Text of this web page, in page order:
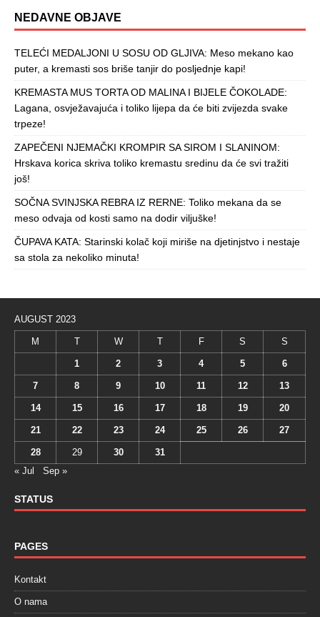
NEDAVNE OBJAVE
TELEĆI MEDALJONI U SOSU OD GLJIVA: Meso mekano kao
puter, a kremasti sos briše tanjir do posljednje kapi!
KREMASTA MUS TORTA OD MALINA I BIJELE ČOKOLADE:
Lagana, osvježavajuća i toliko lijepa da će biti zvijezda svake
trpeze!
ZAPEČENI NJEMAČKI KROMPIR SA SIROM I SLANINOM:
Hrskava korica skriva toliko kremastu sredinu da će svi tražiti
još!
SOČNA SVINJSKA REBRA IZ RERNE: Toliko mekana da se
meso odvaja od kosti samo na dodir viljuške!
ČUPAVA KATA: Starinski kolač koji miriše na djetinjstvo i nestaje
sa stola za nekoliko minuta!
AUGUST 2023
M T W T F S S
1 2 3 4 5 6
7 8 9 10 11 12 13
14 15 16 17 18 19 20
21 22 23 24 25 26 27
28 29 30
31
« Jul
Sep »
STATUS
PAGES
Kontakt
O nama